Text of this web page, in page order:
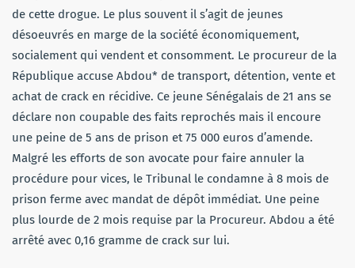
de cette drogue. Le plus souvent il s’agit de jeunes
désoeuvrés en marge de la société économiquement,
socialement qui vendent et consomment. Le procureur de la
République accuse Abdou* de transport, détention, vente et
achat de crack en récidive. Ce jeune Sénégalais de 21 ans se
déclare non coupable des faits reprochés mais il encoure
une peine de 5 ans de prison et 75 000 euros d’amende.
Malgré les efforts de son avocate pour faire annuler la
procédure pour vices, le Tribunal le condamne à 8 mois de
prison ferme avec mandat de dépôt immédiat. Une peine
plus lourde de 2 mois requise par la Procureur. Abdou a été
arrêté avec 0,16 gramme de crack sur lui.